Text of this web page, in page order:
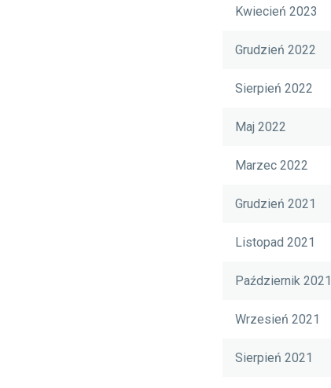
Kwiecień 2023
Grudzień 2022
Sierpień 2022
Maj 2022
Marzec 2022
Grudzień 2021
Listopad 2021
Październik 2021
Wrzesień 2021
Sierpień 2021